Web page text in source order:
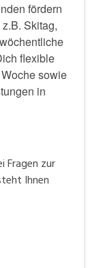
fördern
Skitag,
flexible
sowie
in
Fragen zur
Ihnen